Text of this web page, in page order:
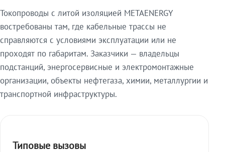
Токопроводы с литой изоляцией METAENERGY
востребованы там, где кабельные трассы не
справляются с условиями эксплуатации или не
проходят по габаритам. Заказчики — владельцы
подстанций, энергосервисные и электромонтажные
организации, объекты нефтегаза, химии, металлургии и
транспортной инфраструктуры.
Типовые вызовы